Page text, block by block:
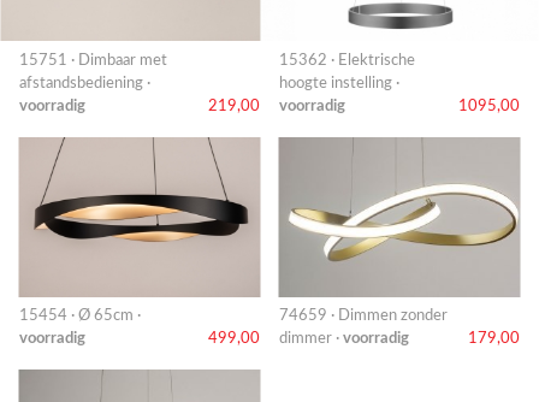
15751 · Dimbaar met
afstandsbediening ·
voorradig
219,00
15362 · Elektrische
hoogte instelling ·
voorradig
1095,00
15454 · Ø 65cm ·
voorradig
499,00
74659 · Dimmen zonder
dimmer · voorradig 179,00